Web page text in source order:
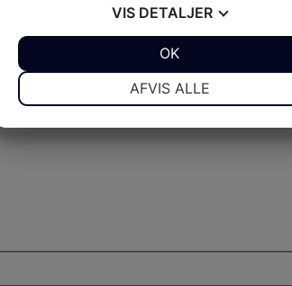
VIS DETALJER
AFVIS ALLE
OK